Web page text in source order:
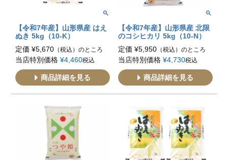
【令和7年産】山形県産 はえ
ぬき 5kg（10-K）
定価 ¥5,670 （税込）のところ
当店特別価格 ¥4,460税込
商品詳細を見る
【令和7年産】山形県産 北限
のコシヒカリ 5kg（10-N）
定価 ¥5,950 （税込）のところ
当店特別価格 ¥4,730税込
商品詳細を見る